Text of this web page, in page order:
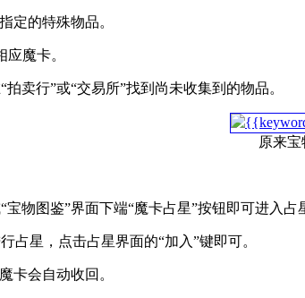
定的特殊物品。
魔卡。
卖行”或“交易所”找到尚未收集到的物品。
原来宝
物图鉴”界面下端“魔卡占星”按钮即可进入占
占星，点击占星界面的“加入”键即可。
卡会自动收回。